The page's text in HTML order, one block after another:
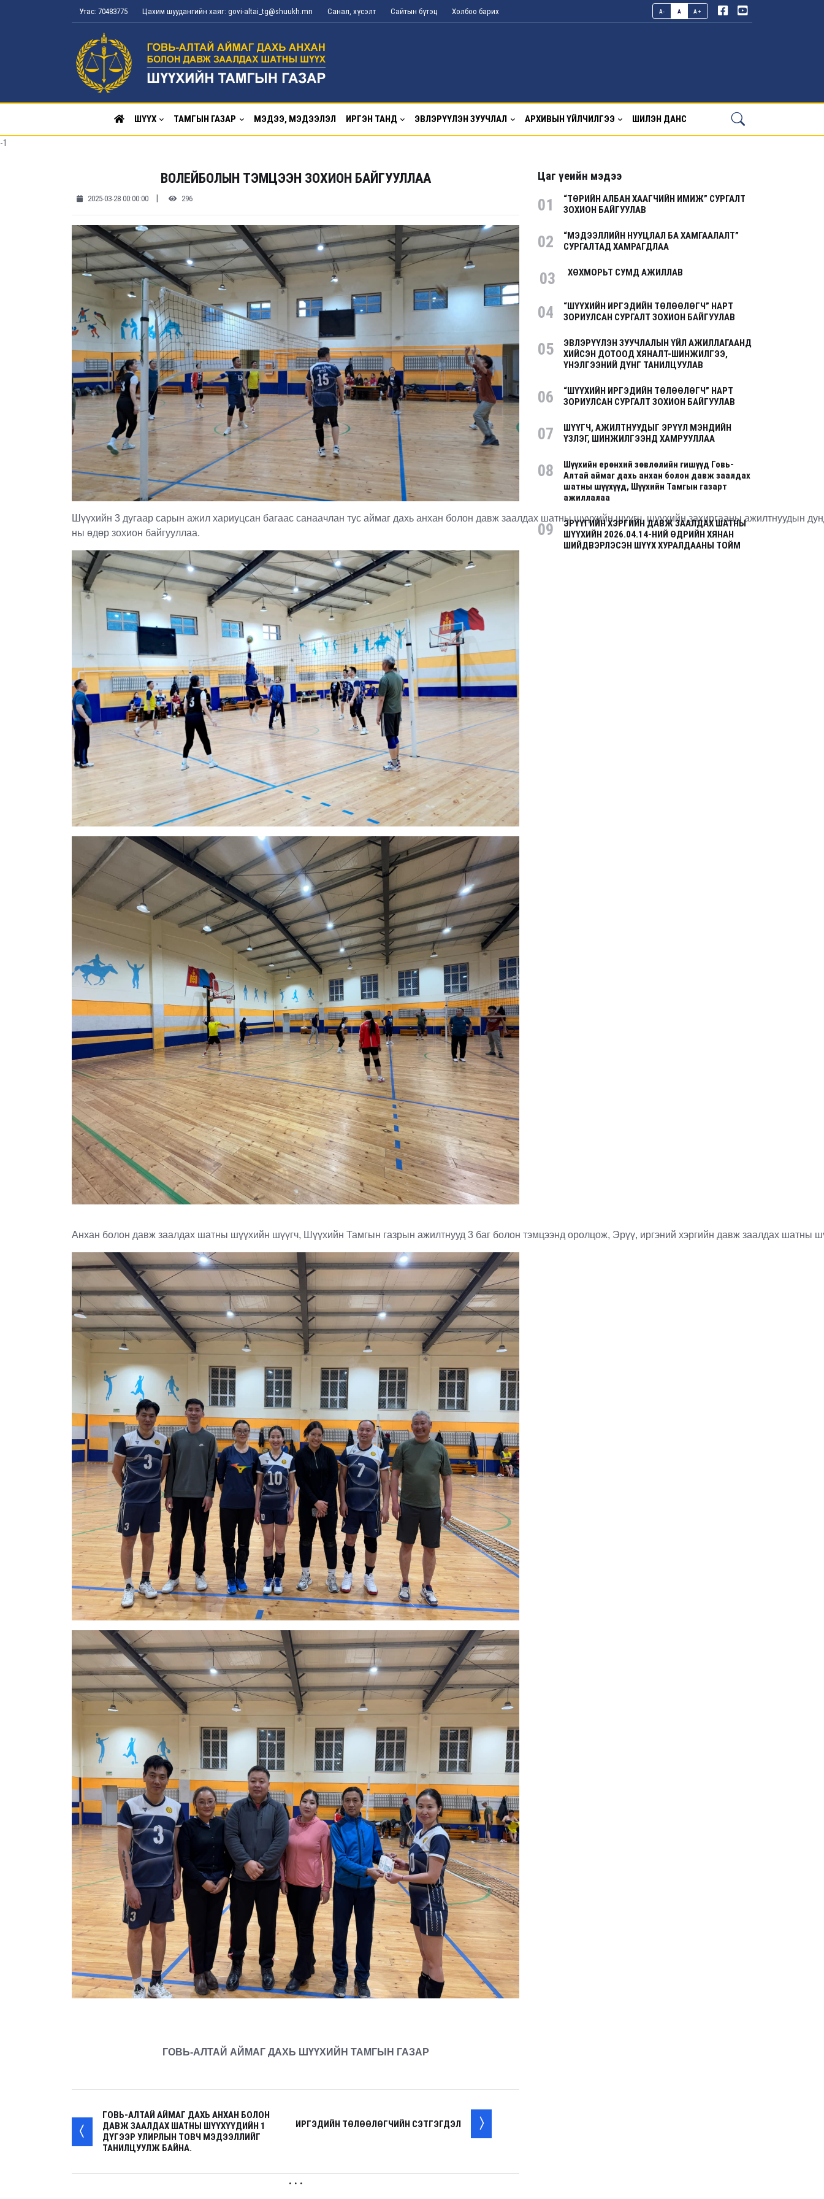
Утас: 70483775 Цахим шуудангийн хаяг: govi-altai_tg@shuukh.mn Санал, хүсэлт Сайтын бүтэц Холбоо барих A- A A+
ШҮҮХ ТАМГЫН ГАЗАР МЭДЭЭ, МЭДЭЭЛЭЛ ИРГЭН ТАНД ЭВЛЭРҮҮЛЭН ЗУУЧЛАЛ АРХИВЫН ҮЙЛЧИЛГЭЭ ШИЛЭН ДАНС
-1
ВОЛЕЙБОЛЫН ТЭМЦЭЭН ЗОХИОН БАЙГУУЛЛАА
2025-03-28 00:00:00 | 296
Шүүхийн 3 дугаар сарын ажил хариуцсан багаас санаачлан тус аймаг дахь анхан болон давж заалдах шатны шүүхийн шүүгч, шүүхийн захиргааны ажилтнуудын
ны өдөр зохион байгууллаа.
Анхан болон давж заалдах шатны шүүхийн шүүгч, Шүүхийн Тамгын газрын ажилтнууд 3 баг болон тэмцээнд оролцож, Эрүү, иргэний хэргийн давж заалдах шатны
ГОВЬ-АЛТАЙ АЙМАГ ДАХЬ ШҮҮХИЙН ТАМГЫН ГАЗАР
ГОВЬ-АЛТАЙ АЙМАГ ДАХЬ АНХАН БОЛОН
ДАВЖ ЗААЛДАХ ШАТНЫ ШҮҮХҮҮДИЙН 1
ДҮГЭЭР УЛИРЛЫН ТОВЧ МЭДЭЭЛЛИЙГ
ТАНИЛЦУУЛЖ БАЙНА.
ИРГЭДИЙН ТӨЛӨӨЛӨГЧИЙН СЭТГЭГДЭЛ
. . .
Цаг үеийн мэдээ
01
“ТӨРИЙН АЛБАН ХААГЧИЙН ИМИЖ” СУРГАЛТ
ЗОХИОН БАЙГУУЛАВ
02
“МЭДЭЭЛЛИЙН НУУЦЛАЛ БА ХАМГААЛАЛТ”
СУРГАЛТАД ХАМРАГДЛАА
03 ХӨХМОРЬТ СУМД АЖИЛЛАВ
04
“ШҮҮХИЙН ИРГЭДИЙН ТӨЛӨӨЛӨГЧ” НАРТ
ЗОРИУЛСАН СУРГАЛТ ЗОХИОН БАЙГУУЛАВ
05
ЭВЛЭРҮҮЛЭН ЗУУЧЛАЛЫН ҮЙЛ АЖИЛЛАГААНД
ХИЙСЭН ДОТООД ХЯНАЛТ-ШИНЖИЛГЭЭ,
ҮНЭЛГЭЭНИЙ ДҮНГ ТАНИЛЦУУЛАВ
06
“ШҮҮХИЙН ИРГЭДИЙН ТӨЛӨӨЛӨГЧ” НАРТ
ЗОРИУЛСАН СУРГАЛТ ЗОХИОН БАЙГУУЛАВ
07
ШҮҮГЧ, АЖИЛТНУУДЫГ ЭРҮҮЛ МЭНДИЙН
ҮЗЛЭГ, ШИНЖИЛГЭЭНД ХАМРУУЛЛАА
08
Шүүхийн ерөнхий зөвлөлийн гишүүд Говь-
Алтай аймаг дахь анхан болон давж заалдах
шатны шүүхүүд, Шүүхийн Тамгын газарт
ажиллалаа
09
ЭРҮҮГИЙН ХЭРГИЙН ДАВЖ ЗААЛДАХ ШАТНЫ
ШҮҮХИЙН 2026.04.14-НИЙ ӨДРИЙН ХЯНАН
ШИЙДВЭРЛЭСЭН ШҮҮХ ХУРАЛДААНЫ ТОЙМ